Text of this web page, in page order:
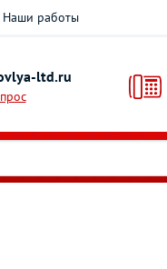
Наши работы
ltd.ru